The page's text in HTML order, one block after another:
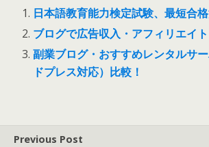
b
o
o
k
er n
a
e
dI
n
s
A
p
l
日本語教育能力検定試験、最短合格
ブログで広告収入・アフィリエイト
副業ブログ・おすすめレンタルサ
ドプレス対応）比較！
Previous Post